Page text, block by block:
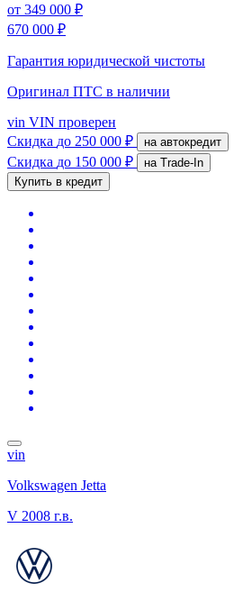
от 349 000 ₽
670 000 ₽
Гарантия юридической чистоты
Оригинал ПТС в наличии
vin VIN проверен
Скидка до 250 000 ₽ на автокредит
Скидка до 150 000 ₽
на Trade-In
Купить в кредит
vin
Volkswagen Jetta
V 2008 г.в.